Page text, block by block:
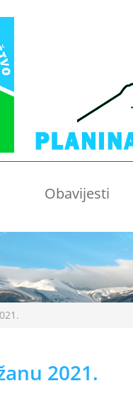
Obavijesti
2021.